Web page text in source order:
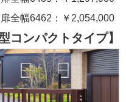
全幅6462：￥2,054,000
コンパクトタイプ】